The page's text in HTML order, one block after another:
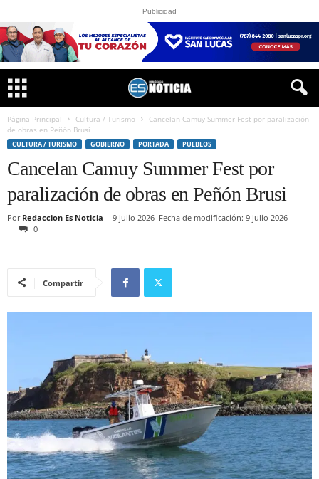
Publicidad
Página Principal Cultura / Turismo
Cancelan Camuy Summer Fest por paralización
de obras en Peñón Brusi
CULTURA / TURISMO GOBIERNO PORTADA PUEBLOS
Cancelan Camuy Summer Fest por
paralización de obras en Peñón Brusi
Por Redaccion Es Noticia - 9 julio 2026 Fecha de modificación: 9 julio 2026
0
Compartir